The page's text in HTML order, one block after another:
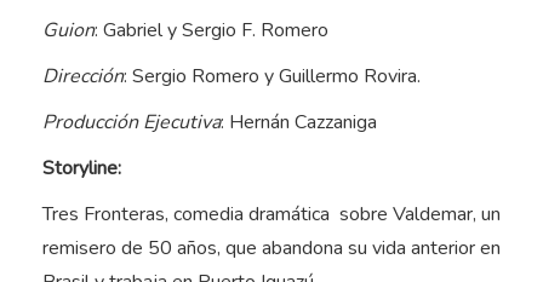
Guion: Gabriel y Sergio F. Romero
Dirección: Sergio Romero y Guillermo Rovira.
Producción Ejecutiva: Hernán Cazzaniga
Storyline:
Tres Fronteras, comedia dramática sobre Valdemar, un
remisero de 50 años, que abandona su vida anterior en